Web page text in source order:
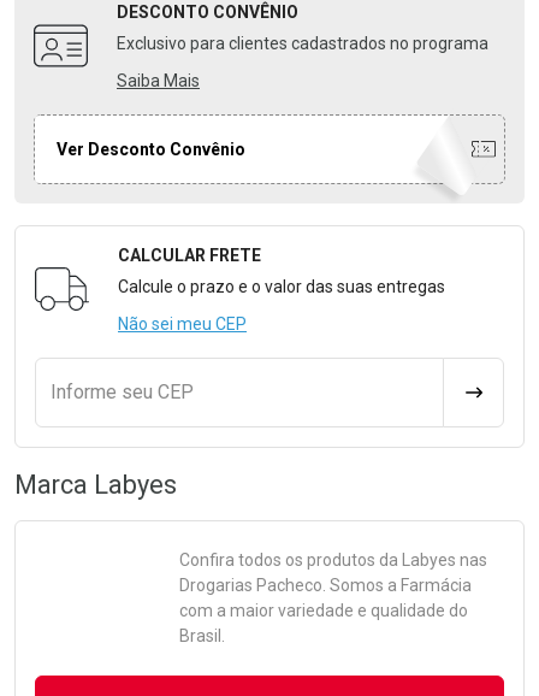
DESCONTO CONVÊNIO
Exclusivo para clientes cadastrados no programa
Saiba Mais
Ver Desconto Convênio
Formulário para Calcular o Frete
CALCULAR FRETE
Calcule o prazo e o valor das suas entregas
Não sei meu CEP
Informe seu CEP
Marca Labyes
Confira todos os produtos da Labyes nas
Drogarias Pacheco. Somos a Farmácia
com a maior variedade e qualidade do
Brasil.